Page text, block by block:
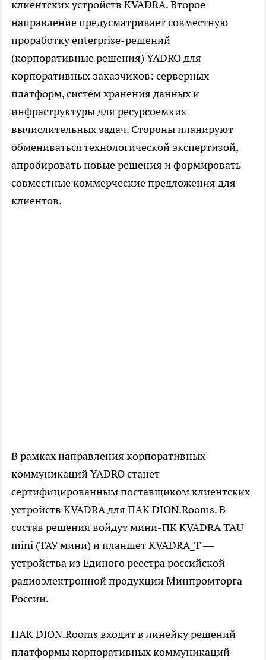
клиентских устройств KVADRA. Второе
направление предусматривает совместную
проработку enterprise-решений
(корпоративные решения) YADRO для
корпоративных заказчиков: серверных
платформ, систем хранения данных и
инфраструктуры для ресурсоемких
вычислительных задач. Стороны планируют
обмениваться технологической экспертизой,
апробировать новые решения и формировать
совместные коммерческие предложения для
клиентов.
В рамках направления корпоративных
коммуникаций YADRO станет
сертифицированным поставщиком клиентских
устройств KVADRA для ПАК DION.Rooms. В
состав решения войдут мини-ПК KVADRA TAU
mini (ТАУ мини) и планшет KVADRA_T —
устройства из Единого реестра российской
радиоэлектронной продукции Минпромторга
России.
ПАК DION.Rooms входит в линейку решений
платформы корпоративных коммуникаций